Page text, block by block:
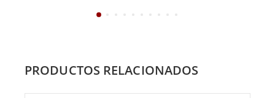
PRODUCTOS RELACIONADOS